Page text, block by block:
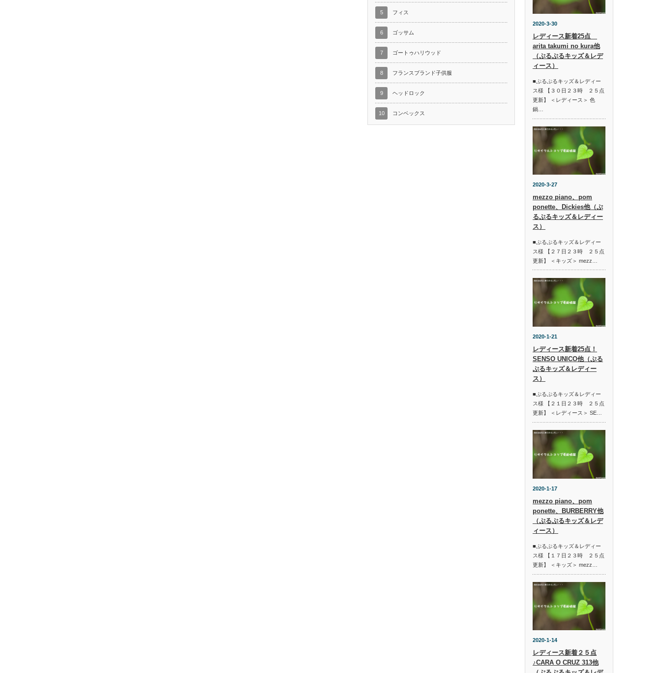
5 フィス
6 ゴッサム
7 ゴートゥハリウッド
8 フランスブランド子供服
9 ヘッドロック
10 コンベックス
2020-3-30
レディース新着25点
arita takumi no kura他
（ぷるぷるキッズ＆レデ
ィース）
■ぷるぷるキッズ＆レディー
ス様 【３０日２３時 ２５点
更新】 ＜レディース＞ 色
鍋…
2020-3-27
mezzo piano、pom
ponette、Dickies他（ぷ
るぷるキッズ＆レディー
ス）
■ぷるぷるキッズ＆レディー
ス様 【２７日２３時 ２５点
更新】 ＜キッズ＞ mezz…
2020-1-21
レディース新着25点！
SENSO UNICO他（ぷる
ぷるキッズ＆レディー
ス）
■ぷるぷるキッズ＆レディー
ス様 【２１日２３時 ２５点
更新】 ＜レディース＞ SE…
2020-1-17
mezzo piano、pom
ponette、BURBERRY他
（ぷるぷるキッズ＆レデ
ィース）
■ぷるぷるキッズ＆レディー
ス様 【１７日２３時 ２５点
更新】 ＜キッズ＞ mezz…
2020-1-14
レディース新着２５点
♪CARA O CRUZ 313他